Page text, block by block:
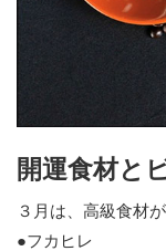
開運食材と
３月は、高級食材
●フカヒレ